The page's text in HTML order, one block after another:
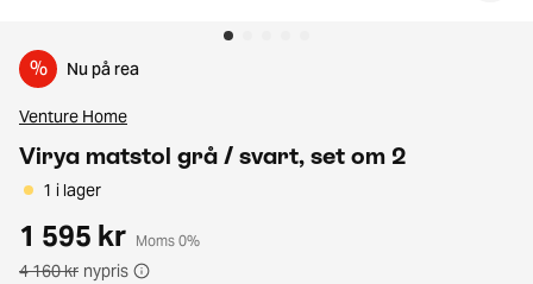
% Nu på rea
Venture Home
Virya matstol grå / svart, set om 2
1 i lager
1 595 kr Moms 0%
4 160 kr nypris